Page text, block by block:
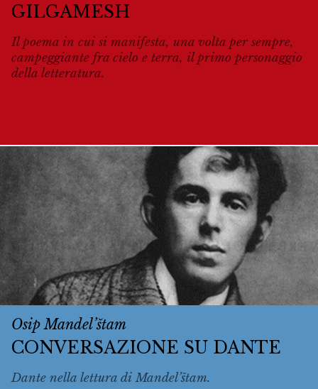
GILGAMESH
Il poema in cui si manifesta, una volta per sempre,
campeggiante fra cielo e terra, il primo personaggio
della letteratura.
Osip Mandel’štam
CONVERSAZIONE SU DANTE
Dante nella lettura di Mandel’štam.